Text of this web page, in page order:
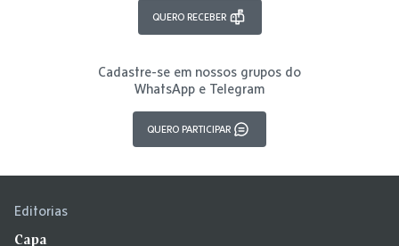
QUERO RECEBER
Cadastre-se em nossos grupos do
WhatsApp e Telegram
QUERO PARTICIPAR
Editorias
Capa